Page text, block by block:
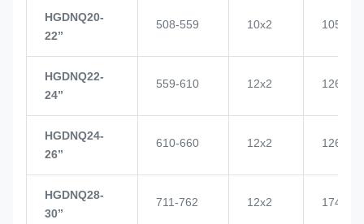
HGDNQ20-
22’’
508-559 10x2 1057
HGDNQ22-
24’’
559-610 12x2 1268
HGDNQ24-
26’’
610-660 12x2 1268
HGDNQ28-
30’’
711-762 12x2 1748